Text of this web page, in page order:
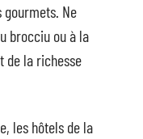
Ne
brocciu ou à la
de la richesse
les hôtels de la